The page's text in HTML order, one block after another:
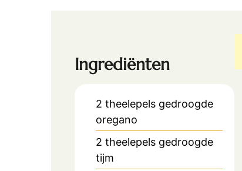
Ingrediënten
2 theelepels gedroogde
oregano
2 theelepels gedroogde
tijm